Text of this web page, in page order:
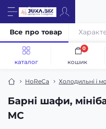
каталог кошик
0
HoReCa Холодильні і
Барні шафи,
MC
Все про товар